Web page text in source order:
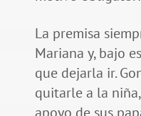
La premisa
Mariana y, bajo
que dejarla ir.
quitarle a la
apoyo de sus